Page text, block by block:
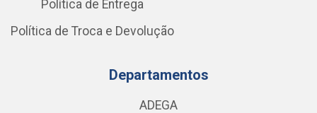
Política de Entrega
Política de Troca e Devolução
Departamentos
ADEGA